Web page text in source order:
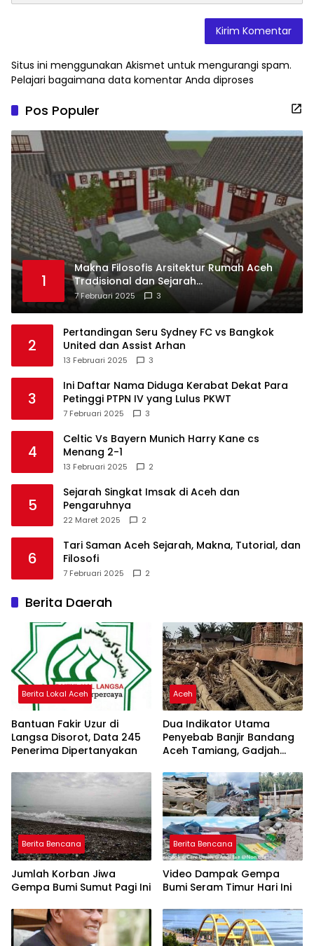
Situs ini menggunakan Akismet untuk mengurangi spam.
Pelajari bagaimana data komentar Anda diproses
Pos Populer
1
Makna Filosofis Arsitektur Rumah Aceh
Tradisional dan Sejarah
Perkembangannya
7 Februari 2025 3
2
Pertandingan Seru Sydney FC vs Bangkok
United dan Assist Arhan
13 Februari 2025 3
3
Ini Daftar Nama Diduga Kerabat Dekat Para
Petinggi PTPN IV yang Lulus PKWT
7 Februari 2025 3
4
Celtic Vs Bayern Munich Harry Kane cs
Menang 2-1
13 Februari 2025 2
5
Sejarah Singkat Imsak di Aceh dan
Pengaruhnya
22 Maret 2025 2
6
Tari Saman Aceh Sejarah, Makna, Tutorial, dan
Filosofi
7 Februari 2025 2
Berita Daerah
Berita Lokal Aceh
Bantuan Fakir Uzur di
Langsa Disorot, Data 245
Penerima Dipertanyakan
Aceh
Dua Indikator Utama
Penyebab Banjir Bandang
Aceh Tamiang, Gadjah
DAS
Berita Bencana
Jumlah Korban Jiwa
Gempa Bumi Sumut Pagi Ini
Berita Bencana
Video Dampak Gempa
Bumi Seram Timur Hari Ini